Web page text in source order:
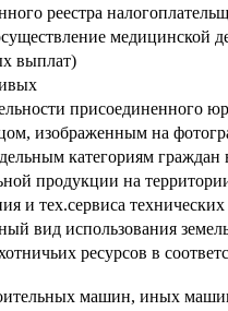
реестра
медицинской
выплат)
присоединенного
изображенным на
категориям граждан
продукции на
и тех.сервиса
вид использования
ресурсов в
машин, иных